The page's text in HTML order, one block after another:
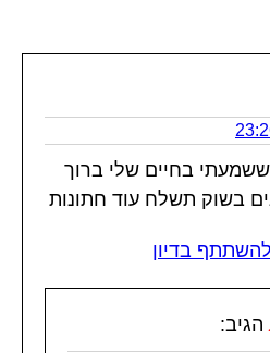
בחיים שלי ברוך
בשוק תשלח עוד חתונות
בדיון
הגיב: